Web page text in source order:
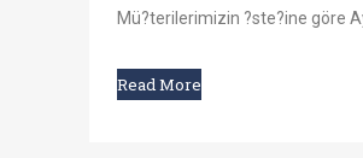
Mü?terilerimizin ?ste?ine göre
Read More